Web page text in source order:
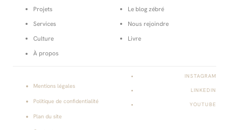
Projets
Services
Culture
À propos
Le blog zébré
Nous rejoindre
Livre
INSTAGRAM
LINKEDIN
YOUTUBE
Mentions légales
Politique de confidentialité
Plan du site